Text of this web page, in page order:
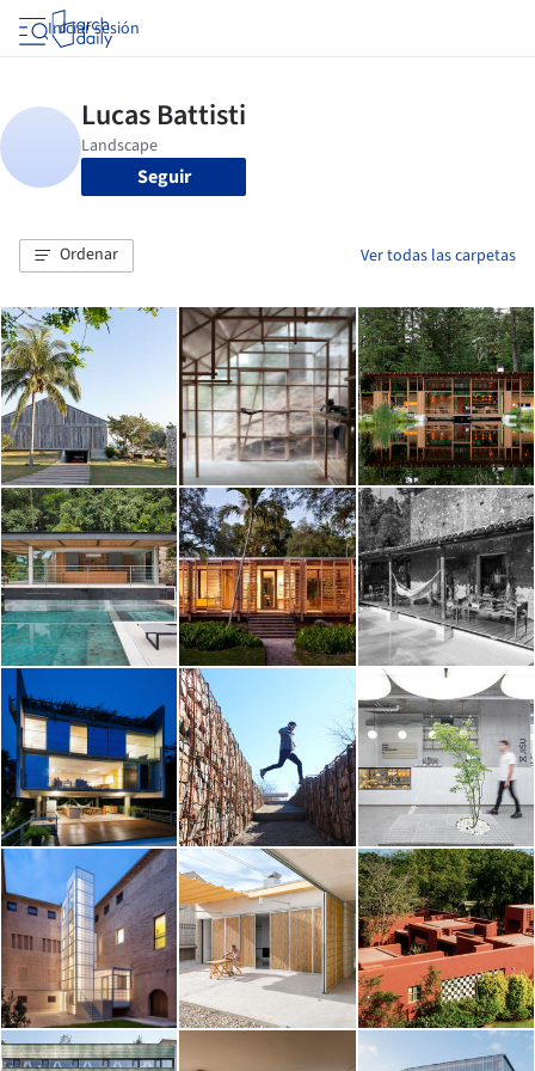
Iniciar sesión
Seguir
Ordenar Ver todas las carpetas